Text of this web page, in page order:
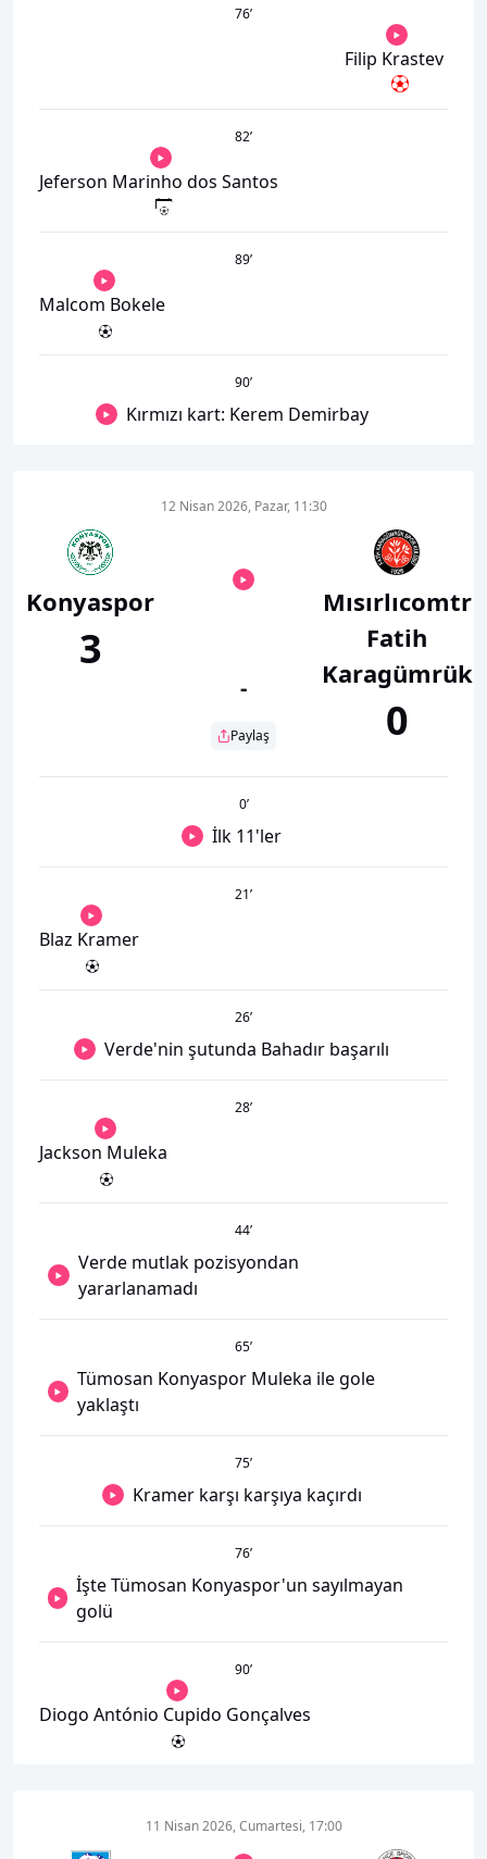
76’
Filip Krastev
82’
Jeferson Marinho dos Santos
89’
Malcom Bokele
90’
Kırmızı kart: Kerem Demirbay
Konyaspor
3
12 Nisan 2026, Pazar, 11:30
-
Paylaş
Mısırlıcomtr
Fatih
Karagümrük
0
0’
İlk 11'ler
21’
Blaz Kramer
26’
Verde'nin şutunda Bahadır başarılı
28’
Jackson Muleka
44’
Verde mutlak pozisyondan
yararlanamadı
65’
Tümosan Konyaspor Muleka ile gole
yaklaştı
75’
Kramer karşı karşıya kaçırdı
76’
İşte Tümosan Konyaspor'un sayılmayan
golü
90’
Diogo António Cupido Gonçalves
11 Nisan 2026, Cumartesi, 17:00